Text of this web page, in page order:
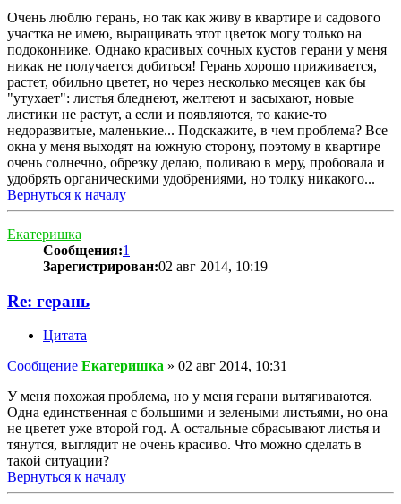
Очень люблю герань, но так как живу в квартире и садового
участка не имею, выращивать этот цветок могу только на
подоконнике. Однако красивых сочных кустов герани у меня
никак не получается добиться! Герань хорошо приживается,
растет, обильно цветет, но через несколько месяцев как бы
"утухает": листья бледнеют, желтеют и засыхают, новые
листики не растут, а если и появляются, то какие-то
недоразвитые, маленькие... Подскажите, в чем проблема? Все
окна у меня выходят на южную сторону, поэтому в квартире
очень солнечно, обрезку делаю, поливаю в меру, пробовала и
удобрять органическими удобрениями, но толку никакого...
Вернуться к началу
Екатеришка
Сообщения:1
Зарегистрирован:02 авг 2014, 10:19
Re: герань
Цитата
Сообщение Екатеришка » 02 авг 2014, 10:31
У меня похожая проблема, но у меня герани вытягиваются.
Одна единственная с большими и зелеными листьями, но она
не цветет уже второй год. А остальные сбрасывают листья и
тянутся, выглядит не очень красиво. Что можно сделать в
такой ситуации?
Вернуться к началу